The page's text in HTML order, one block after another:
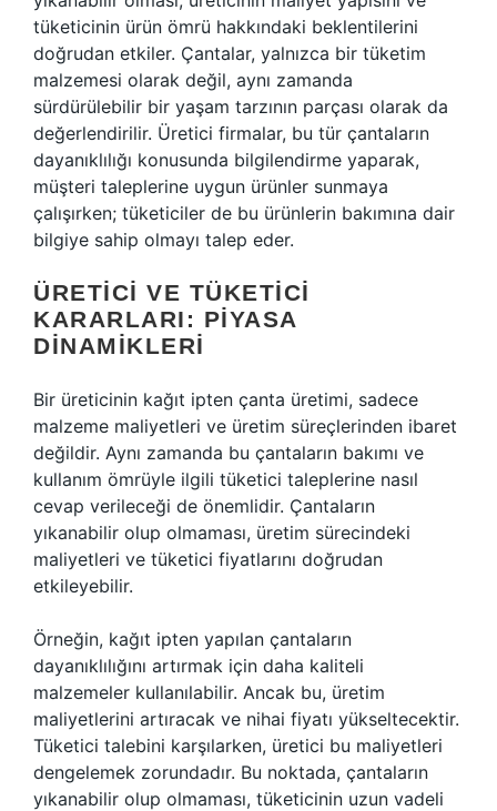
tüketicinin ürün ömrü hakkındaki beklentilerini
doğrudan etkiler. Çantalar, yalnızca bir tüketim
malzemesi olarak değil, aynı zamanda
sürdürülebilir bir yaşam tarzının parçası olarak da
değerlendirilir. Üretici firmalar, bu tür çantaların
dayanıklılığı konusunda bilgilendirme yaparak,
müşteri taleplerine uygun ürünler sunmaya
çalışırken; tüketiciler de bu ürünlerin bakımına dair
bilgiye sahip olmayı talep eder.
ÜRETICI VE TÜKETICI
KARARLARI: PIYASA
DINAMIKLERI
Bir üreticinin kağıt ipten çanta üretimi, sadece
malzeme maliyetleri ve üretim süreçlerinden ibaret
değildir. Aynı zamanda bu çantaların bakımı ve
kullanım ömrüyle ilgili tüketici taleplerine nasıl
cevap verileceği de önemlidir. Çantaların
yıkanabilir olup olmaması, üretim sürecindeki
maliyetleri ve tüketici fiyatlarını doğrudan
etkileyebilir.
Örneğin, kağıt ipten yapılan çantaların
dayanıklılığını artırmak için daha kaliteli
malzemeler kullanılabilir. Ancak bu, üretim
maliyetlerini artıracak ve nihai fiyatı yükseltecektir.
Tüketici talebini karşılarken, üretici bu maliyetleri
dengelemek zorundadır. Bu noktada, çantaların
yıkanabilir olup olmaması, tüketicinin uzun vadeli